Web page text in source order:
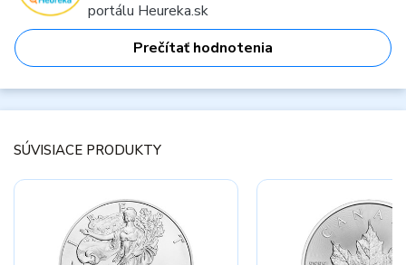
portálu Heureka.sk
Prečítať hodnotenia
SÚVISIACE PRODUKTY